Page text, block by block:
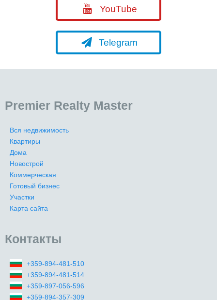
YouTube
Telegram
Premier Realty Master
Вся недвижимость
Квартиры
Дома
Новострой
Коммерческая
Готовый бизнес
Участки
Карта сайта
Контакты
+359-894-481-510
+359-894-481-514
+359-897-056-596
+359-894-357-309